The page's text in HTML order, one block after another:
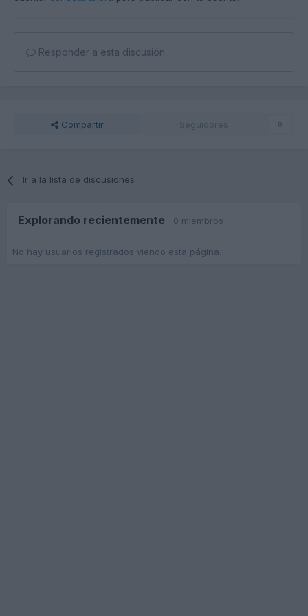
Responder a esta discusión...
Compartir Seguidores 0
Ir a la lista de discusiones
Explorando recientemente 0 miembros
No hay usuarios registrados viendo esta página.